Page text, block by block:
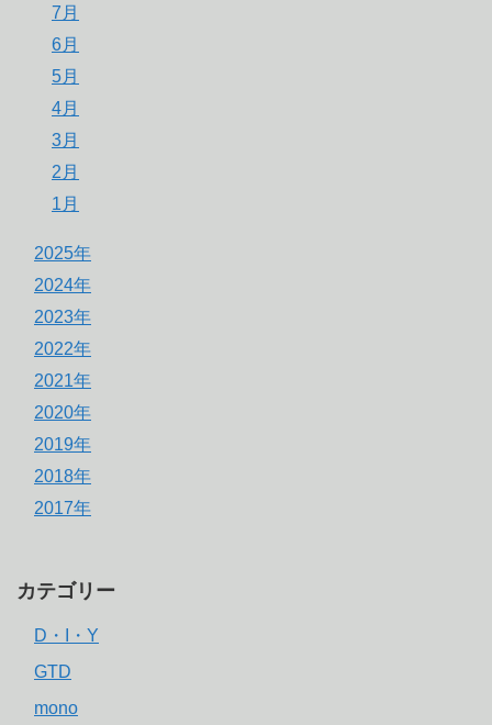
7月
6月
5月
4月
3月
2月
1月
2025年
2024年
2023年
2022年
2021年
2020年
2019年
2018年
2017年
カテゴリー
D・I・Y
GTD
mono